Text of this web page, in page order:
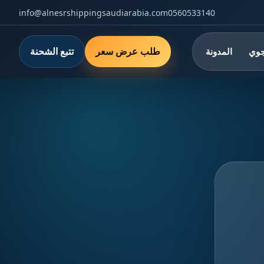
0560533140
info@alnesrshippingsaudiarabia.com
المدونة طلب عرض سعر تتبع الشحنة